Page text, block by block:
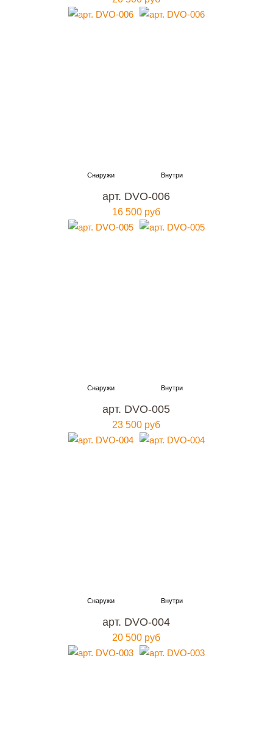
арт. DVO-006
16 500 руб
арт. DVO-005
23 500 руб
арт. DVO-004
20 500 руб